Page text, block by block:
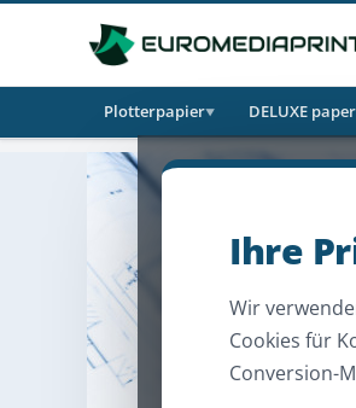
Plotterpapier▼ DELUXE paper
Ihre
Wir
Cookies für
Conversion-